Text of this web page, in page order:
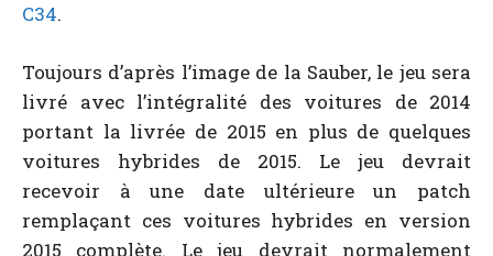
C34.
Toujours d’après l’image de la Sauber, le jeu sera
livré avec l’intégralité des voitures de 2014
portant la livrée de 2015 en plus de quelques
voitures hybrides de 2015. Le jeu devrait
recevoir à une date ultérieure un patch
remplaçant ces voitures hybrides en version
2015 complète. Le jeu devrait normalement